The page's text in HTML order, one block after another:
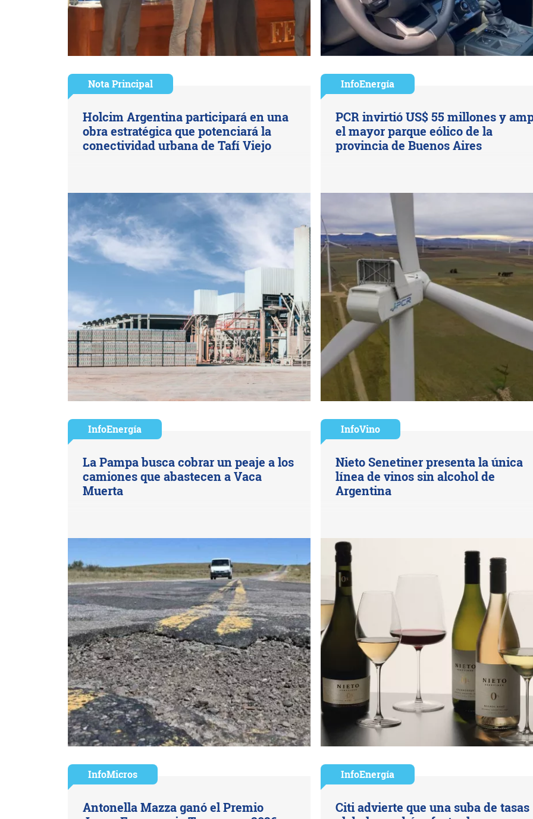
Nota Principal
Holcim Argentina participará en una
obra estratégica que potenciará la
conectividad urbana de Tafí Viejo
InfoEnergía
PCR invirtió US$ 55 millones y
el mayor parque eólico de la
provincia de Buenos Aires
InfoEnergía
La Pampa busca cobrar un peaje a los
camiones que abastecen a Vaca
Muerta
InfoVino
Nieto Senetiner presenta la única
línea de vinos sin alcohol de
Argentina
InfoMicros
Antonella Mazza ganó el Premio
InfoEnergía
Citi advierte que una suba de tasas